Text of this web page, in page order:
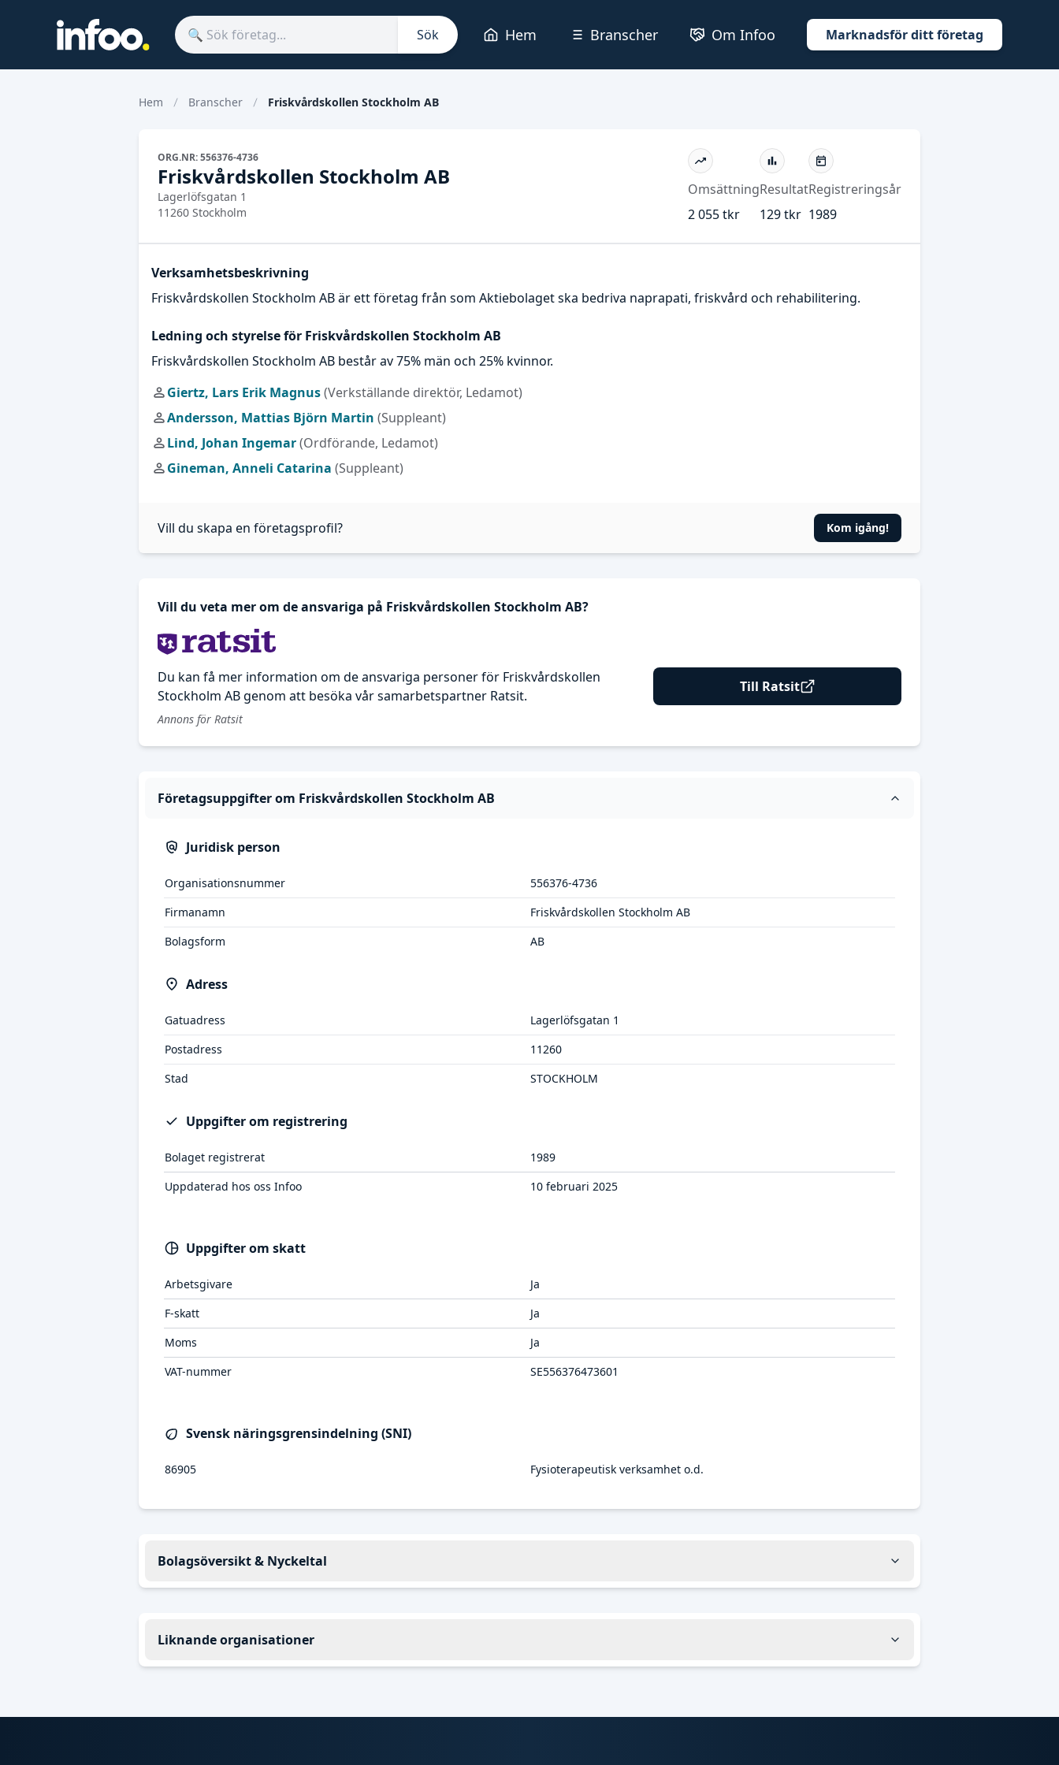
Sök Hem Branscher Om Infoo Marknadsför ditt företag
Hem Branscher Friskvårdskollen Stockholm AB
ORG.NR: 556376-4736
Friskvårdskollen Stockholm AB
Lagerlöfsgatan 1
11260 Stockholm
Omsättning
2 055 tkr
Resultat
129 tkr
Registreringsår
1989
Verksamhetsbeskrivning
Friskvårdskollen Stockholm AB är ett företag från som Aktiebolaget ska bedriva naprapati, friskvård och rehabilitering.
Ledning och styrelse för Friskvårdskollen Stockholm AB
Friskvårdskollen Stockholm AB består av 75% män och 25% kvinnor.
Giertz, Lars Erik Magnus(Verkställande direktör, Ledamot)
Andersson, Mattias Björn Martin (Suppleant)
Lind, Johan Ingemar(Ordförande, Ledamot)
Gineman, Anneli Catarina (Suppleant)
Vill du skapa en företagsprofil? Kom igång!
Vill du veta mer om de ansvariga på Friskvårdskollen Stockholm AB?
Du kan få mer information om de ansvariga personer för Friskvårdskollen
Stockholm AB genom att besöka vår samarbetspartner Ratsit.
Till Ratsit
Annons för Ratsit
Företagsuppgifter om Friskvårdskollen Stockholm AB
Juridisk person
Organisationsnummer
556376-4736
Firmanamn
Friskvårdskollen Stockholm AB
Bolagsform
AB
Adress
Gatuadress
Lagerlöfsgatan 1
Postadress
11260
Stad
STOCKHOLM
Uppgifter om registrering
Bolaget registrerat
1989
Uppdaterad hos oss Infoo
10 februari 2025
Uppgifter om skatt
Arbetsgivare
Ja
F-skatt
Ja
Moms
Ja
VAT-nummer
SE556376473601
Svensk näringsgrensindelning (SNI)
86905 Fysioterapeutisk verksamhet o.d.
Bolagsöversikt & Nyckeltal
Liknande organisationer